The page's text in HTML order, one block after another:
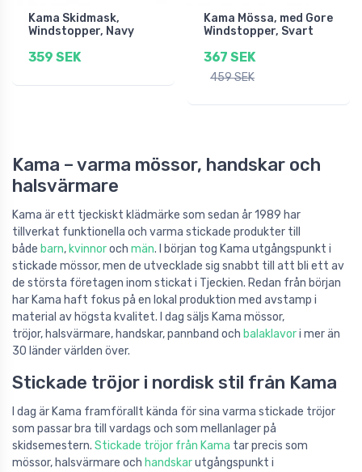
Kama Skidmask,
Windstopper, Navy
359 SEK
Kama Mössa, med Gore
Windstopper, Svart
367 SEK
459 SEK
Kama – varma mössor, handskar och
halsvärmare
Kama är ett tjeckiskt klädmärke som sedan år 1989 har
tillverkat funktionella och varma stickade produkter till
både barn, kvinnoroch män. I början tog Kama utgångspunkt i
stickade mössor, men de utvecklade sig snabbt till att bli ett av
de största företagen inom stickat i Tjeckien. Redan från början
har Kama haft fokus på en lokal produktion med avstamp i
material av högsta kvalitet. I dag säljs Kama mössor,
tröjor, halsvärmare, handskar, pannband och balaklavori mer än
30 länder världen över.
Stickade tröjor i nordisk stil från Kama
I dag är Kama framförallt kända för sina varma stickade tröjor
som passar bra till vardags och som mellanlager på
skidsemestern. Stickade tröjor från Kama tar precis som
mössor, halsvärmare och handskarutgångspunkt i